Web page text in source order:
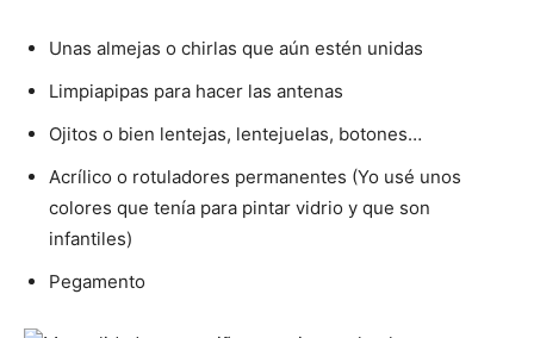
Unas almejas o chirlas que aún estén unidas
Limpiapipas para hacer las antenas
Ojitos o bien lentejas, lentejuelas, botones…
Acrílico o rotuladores permanentes (Yo usé unos
colores que tenía para pintar vidrio y que son
infantiles)
Pegamento